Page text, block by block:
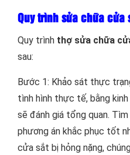
Quy trình sửa chữa cửa
Quy trình thợ sửa chữa
sau:
Bước 1: Khảo sát thực
tình hình thực tế, bằng
sẽ đánh giá tổng quan.
phương án khắc phục tốt
cửa sắt bị hỏng nặng,